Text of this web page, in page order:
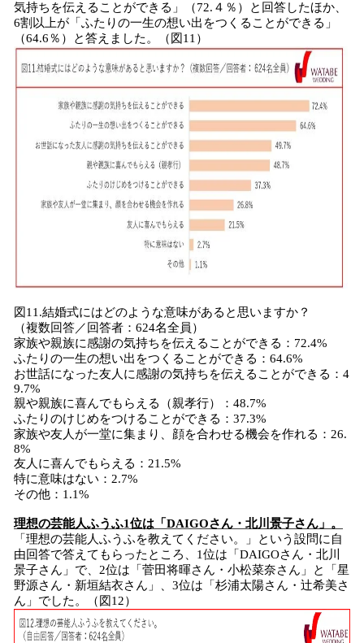
気持ちを伝えることができる」（72.４％）と回答したほか、
6割以上が「ふたりの一生の想い出をつくることができる」
（64.6％）と答えました。（図11）
図11.結婚式にはどのような意味があると思いますか？
（複数回答／回答者：624名全員）
家族や親族に感謝の気持ちを伝えることができる：72.4%
ふたりの一生の想い出をつくることができる：64.6%
お世話になった友人に感謝の気持ちを伝えることができる：4
9.7%
親や親族に喜んでもらえる（親孝行）：48.7%
ふたりのけじめをつけることができる：37.3%
家族や友人が一堂に集まり、顔を合わせる機会を作れる：26.
8%
友人に喜んでもらえる：21.5%
特に意味はない：2.7%
その他：1.1%
理想の芸能人ふうふ1位は「DAIGOさん・北川景子さん」。
「理想の芸能人ふうふを教えてください。」という設問に自
由回答で答えてもらったところ、1位は「DAIGOさん・北川
景子さん」で、2位は「菅田将暉さん・小松菜奈さん」と「星
野源さん・新垣結衣さん」、3位は「杉浦太陽さん・辻希美さ
ん」でした。（図12）